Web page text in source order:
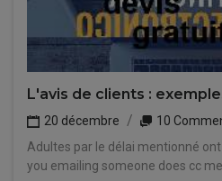
L'avis de clients :
20 décembre
10
Adultes par le délai mentionné
you emailing someone does cc